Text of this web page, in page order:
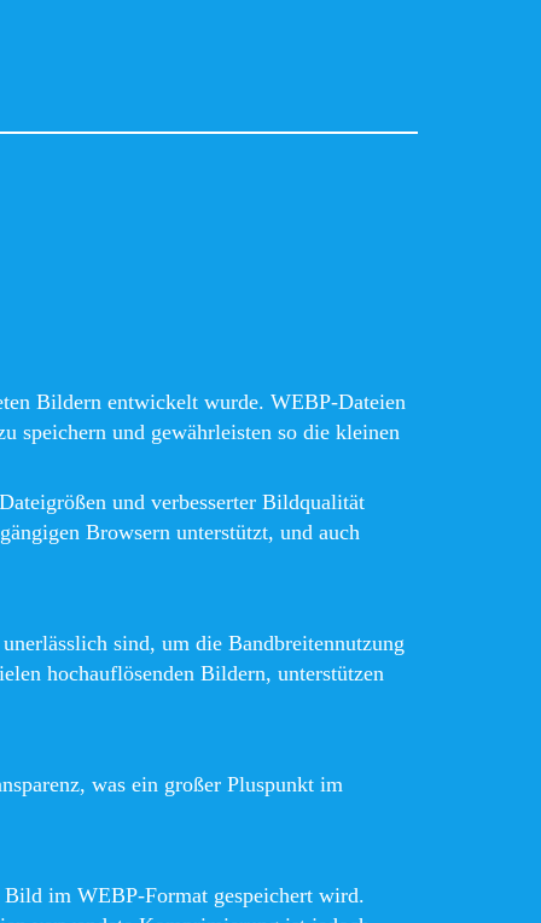
Bildern entwickelt wurde. WEBP-Dateien
speichern und gewährleisten so die kleinen
und verbesserter Bildqualität
Browsern unterstützt, und auch
sind, um die Bandbreitennutzung
hochauflösenden Bildern, unterstützen
was ein großer Pluspunkt im
im WEBP-Format gespeichert wird.